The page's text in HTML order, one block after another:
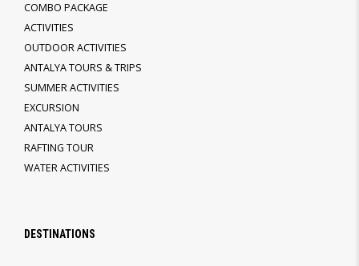
COMBO PACKAGE
ACTIVITIES
OUTDOOR ACTIVITIES
ANTALYA TOURS & TRIPS
SUMMER ACTIVITIES
EXCURSION
ANTALYA TOURS
RAFTING TOUR
WATER ACTIVITIES
DESTINATIONS